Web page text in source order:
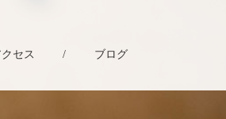
セス / ブログ